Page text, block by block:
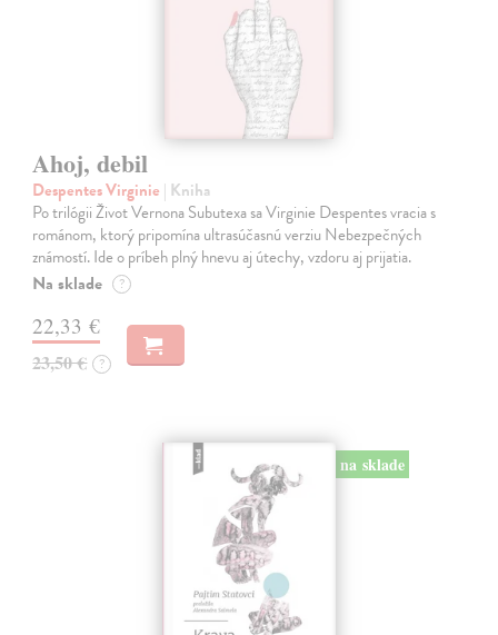
Ahoj, debil
Despentes Virginie | Kniha
Po trilógii Život Vernona Subutexa sa Virginie Despentes vracia s
románom, ktorý pripomína ultrasúčasnú verziu Nebezpečných
známostí. Ide o príbeh plný hnevu aj útechy, vzdoru aj prijatia.
Na sklade ?
22,33 €
23,50 € ?
na sklade